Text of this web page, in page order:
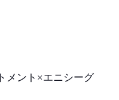
メント ×エニシーグ